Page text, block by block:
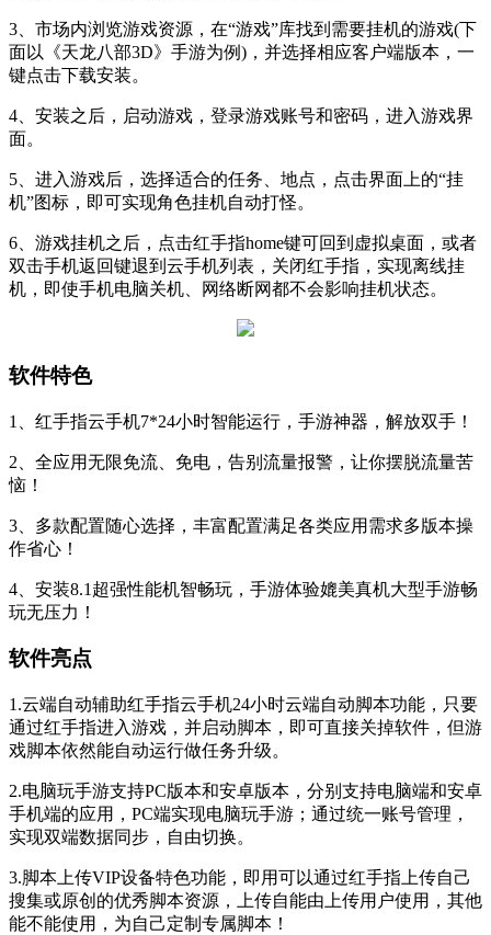
3、市场内浏览游戏资源，在“游戏”库找到需要挂机的游戏(下
面以《天龙八部3D》手游为例)，并选择相应客户端版本，一
键点击下载安装。
4、安装之后，启动游戏，登录游戏账号和密码，进入游戏界
面。
5、进入游戏后，选择适合的任务、地点，点击界面上的“挂
机”图标，即可实现角色挂机自动打怪。
6、游戏挂机之后，点击红手指home键可回到虚拟桌面，或者
双击手机返回键退到云手机列表，关闭红手指，实现离线挂
机，即使手机电脑关机、网络断网都不会影响挂机状态。
软件特色
1、红手指云手机7*24小时智能运行，手游神器，解放双手！
2、全应用无限免流、免电，告别流量报警，让你摆脱流量苦
恼！
3、多款配置随心选择，丰富配置满足各类应用需求多版本操
作省心！
4、安装8.1超强性能机智畅玩，手游体验媲美真机大型手游畅
玩无压力！
软件亮点
1.云端自动辅助红手指云手机24小时云端自动脚本功能，只要
通过红手指进入游戏，并启动脚本，即可直接关掉软件，但游
戏脚本依然能自动运行做任务升级。
2.电脑玩手游支持PC版本和安卓版本，分别支持电脑端和安卓
手机端的应用，PC端实现电脑玩手游；通过统一账号管理，
实现双端数据同步，自由切换。
3.脚本上传VIP设备特色功能，即用可以通过红手指上传自己
搜集或原创的优秀脚本资源，上传自能由上传用户使用，其他
能不能使用，为自己定制专属脚本！